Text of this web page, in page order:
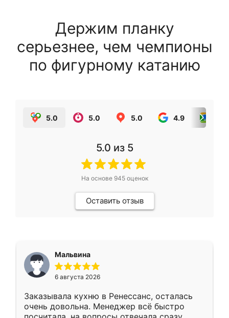
Держим планку
серьезнее, чем чемпионы
по фигурному катанию
5.0 5.0 5.0 4.9
5.0 из 5
На основе 945оценок
Оставить отзыв
Мальвина
6 августа 2026
Заказывала кухню в Ренессанс, осталась
очень довольна. Менеджер всё быстро